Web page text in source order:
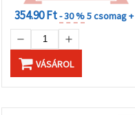
354.90 Ft- 30 %5 csomag +
VÁSÁROL